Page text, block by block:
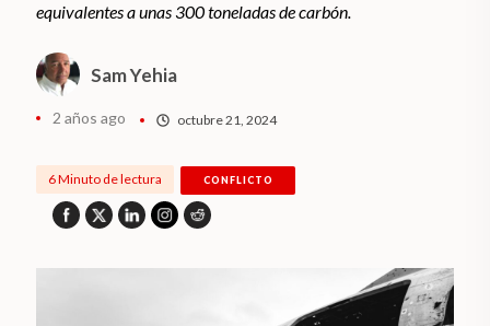
equivalentes a unas 300 toneladas de carbón.
Sam Yehia
2 años ago octubre 21, 2024
6 Minuto de lectura CONFLICTO